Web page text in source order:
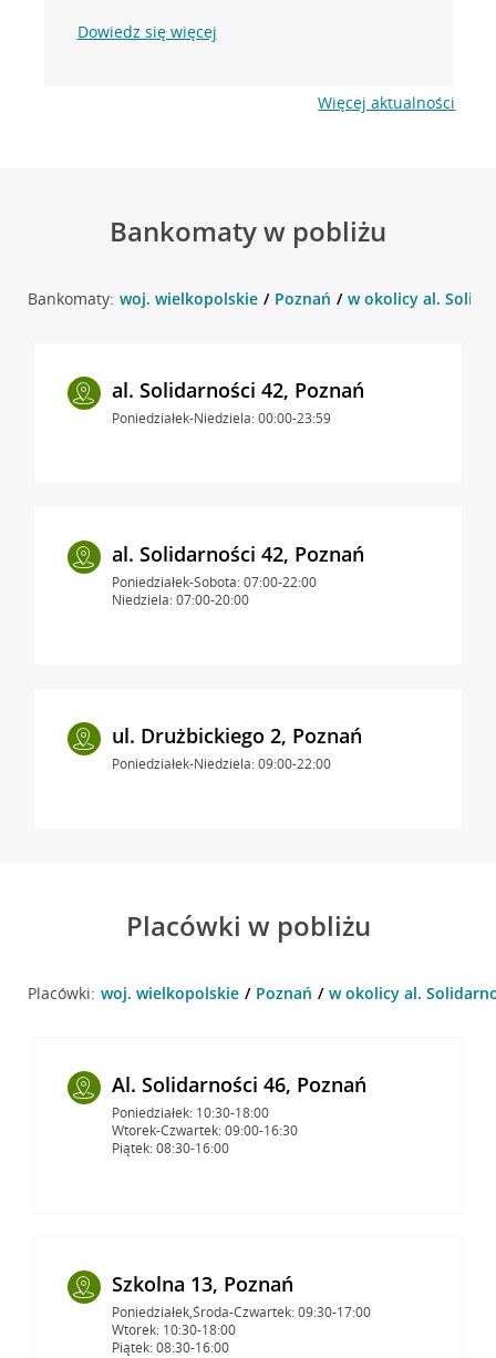
Dowiedz się więcej
Więcej aktualności
Bankomaty w pobliżu
Bankomaty: woj. wielkopolskie Poznań w okolicy al.
al. Solidarności 42, Poznań
Poniedziałek-Niedziela: 00:00-23:59
al. Solidarności 42, Poznań
Poniedziałek-Sobota: 07:00-22:00
Niedziela: 07:00-20:00
ul. Drużbickiego 2, Poznań
Poniedziałek-Niedziela: 09:00-22:00
Placówki w pobliżu
Placówki: woj. wielkopolskie Poznań w okolicy al.
Al. Solidarności 46, Poznań
Poniedziałek: 10:30-18:00
Wtorek-Czwartek: 09:00-16:30
Piątek: 08:30-16:00
Szkolna 13, Poznań
Poniedziałek,Środa-Czwartek: 09:30-17:00
Wtorek: 10:30-18:00
Piątek: 08:30-16:00